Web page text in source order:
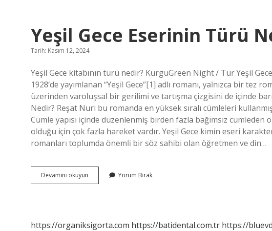
Yeşil Gece Eserinin Türü
Tarih: Kasım 12, 2024
Yeşil Gece kitabının türü nedir? KurguGreen Night / Tür Yeşil
1928’de yayımlanan “Yeşil Gece”[1] adlı romanı, yalnızca bir tez
üzerinden varoluşsal bir gerilimi ve tartışma çizgisini de içinde
Nedir? Reşat Nuri bu romanda en yüksek sıralı cümleleri
Cümle yapısı içinde düzenlenmiş birden fazla bağımsız
olduğu için çok fazla hareket vardır. Yeşil Gece kimin eseri
romanları toplumda önemli bir söz sahibi olan öğretmen ve din…
Devamını okuyun
Gece
Yorum Bırak
https://organiksigorta.com https://batidental.com.tr https://